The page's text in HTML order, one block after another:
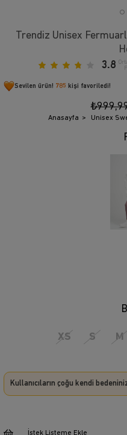
Trendiz Unisex
3.8
Sevilen ürün! 785 kişi favoriledi!
Anasayfa Unisex
XS S M
Kullanıcıların çoğu kendi
İstek Listeme Ekle